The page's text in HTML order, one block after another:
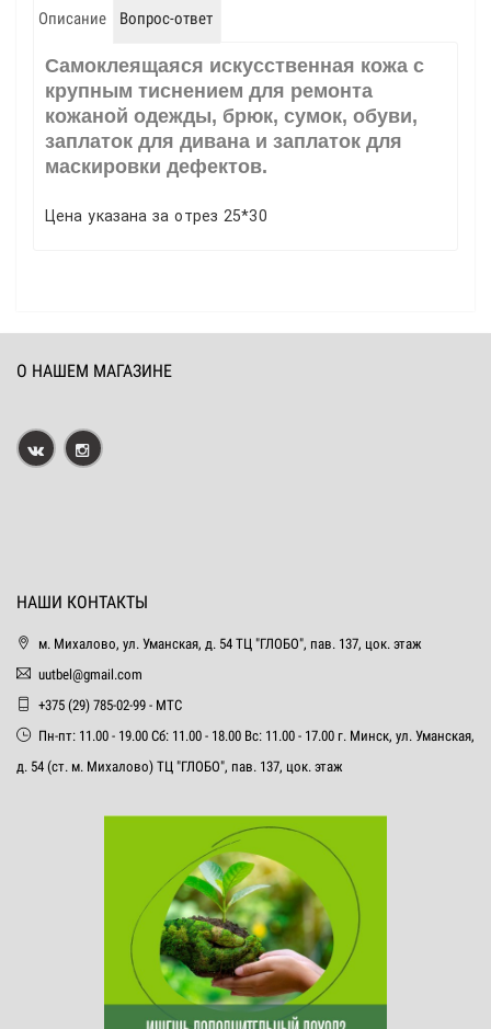
Описание Вопрос-ответ
Самоклеящаяся искусственная кожа с
крупным тиснением для ремонта
кожаной одежды, брюк, сумок, обуви,
заплаток для дивана и заплаток для
маскировки дефектов.
Цена указана за отрез 25*30
О НАШЕМ МАГАЗИНЕ
НАШИ КОНТАКТЫ
м. Михалово, ул. Уманская, д. 54 ТЦ "ГЛОБО", пав. 137, цок. этаж
uutbel@gmail.com
+375 (29) 785-02-99 - МТС
Пн-пт: 11.00 - 19.00 Сб: 11.00 - 18.00 Вс: 11.00 - 17.00 г. Минск, ул. Уманская,
д. 54 (ст. м. Михалово) ТЦ "ГЛОБО", пав. 137, цок. этаж